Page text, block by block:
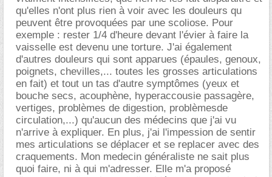
qu'elles n'ont plus rien à voir avec les douleurs qu
peuvent être provoquées par une scoliose. Pour
exemple : rester 1/4 d'heure devant l'évier à faire la
vaisselle est devenu une torture. J'ai également
d'autres douleurs qui sont apparues (épaules, genoux,
poignets, chevilles,... toutes les grosses articulations
en fait) et tout un tas d'autre symptômes (yeux et
bouche secs, acouphène, hyperaccousie passagère,
vertiges, problèmes de digestion, problèmesde
circulation,...) qu'aucun des médecins que j'ai vu
n'arrive à expliquer. En plus, j'ai l'impession de sentir
mes articulations se déplacer et se replacer avec des
craquements. Mon medecin généraliste ne sait plus
quoi faire, ni à qui m'adresser. Elle m'a proposé